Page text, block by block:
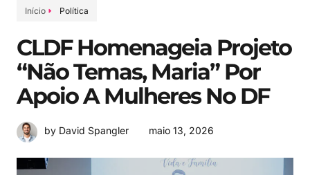
Início Política
CLDF Homenageia Projeto
“Não Temas, Maria” Por
Apoio A Mulheres No DF
by David Spangler maio 13, 2026